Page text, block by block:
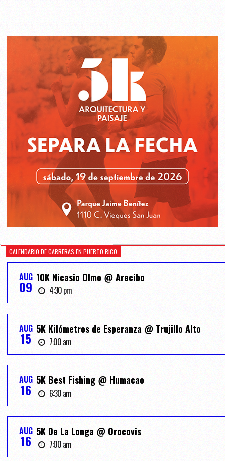
CALENDARIO DE CARRERAS EN PUERTO RICO
AUG
09
10K Nicasio Olmo @ Arecibo
4:30 pm
AUG
15
5K Kilómetros de Esperanza @ Trujillo Alto
7:00 am
AUG
16
5K Best Fishing @ Humacao
6:30 am
AUG
16
5K De La Longa @ Orocovis
7:00 am